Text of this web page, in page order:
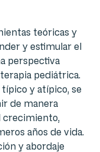
teóricas y
y estimular el
perspectiva
pediátrica.
y atípico, se
de manera
crecimiento,
años de vida.
y abordaje